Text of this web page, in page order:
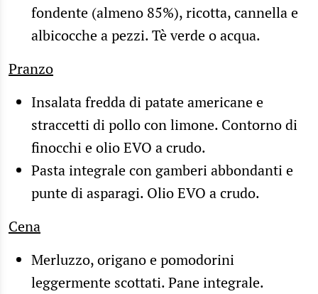
fondente (almeno 85%), ricotta, cannella e
albicocche a pezzi. Tè verde o acqua.
Pranzo
Insalata fredda di patate americane e
straccetti di pollo con limone. Contorno di
finocchi e olio EVO a crudo.
Pasta integrale con gamberi abbondanti e
punte di asparagi. Olio EVO a crudo.
Cena
Merluzzo, origano e pomodorini
leggermente scottati. Pane integrale.